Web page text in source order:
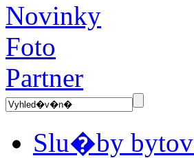
Novinky
Foto
Partner
Slu�by